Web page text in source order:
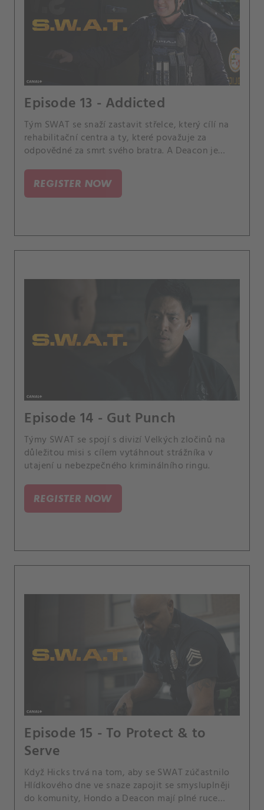
Episode 13 - Addicted
Tým SWAT se snaží zastavit střelce, který cílí na
rehabilitační centra a ty, které považuje za
odpovědné za smrt svého bratra. A Deacon je
rozhodnutí, které má nečekané důsledky pro
jejich dceru.
REGISTER NOW
Episode 14 - Gut Punch
Týmy SWAT se spojí s divizí Velkých zločinů na
důležitou misi s cílem vytáhnout strážníka v
utajení u nebezpečného kriminálního ringu.
REGISTER NOW
Episode 15 - To Protect & to
Serve
Když Hicks trvá na tom, aby se SWAT zúčastnilo
Hlídkového dne ve snaze zapojit se smysluplněji
do komunity, Hondo a Deacon mají plné ruce